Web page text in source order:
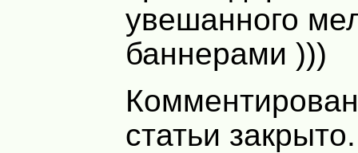
увешанного
баннерами )))
статьи закрыто.